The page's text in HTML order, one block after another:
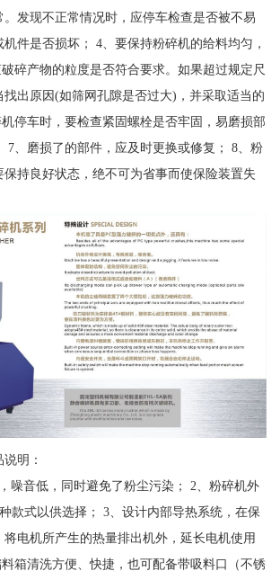
发现不正常情况时，应停车检查是否被不易
件是否损坏； 4、要保持粉碎机的给料均匀，
碎产物的粒度是否符合要求。如果超过规定尺
出原因(如筛网孔隙是否过大)，并采取适当的
停车时，要检查紧固螺栓是否牢固，易磨损部
7、磨损了的部件，应及时更换或修复； 8、粉
持良好状态，绝不可为省事而使保险装置失
明：
噪音低，同时避免了粉尘污染； 2、粉碎机外
款式以供选择； 3、设计内部导热系统，在保
电机所产生的热量排出机外，延长电机使用
箱清洗方便、快捷，也可配备带吸料口（不锈